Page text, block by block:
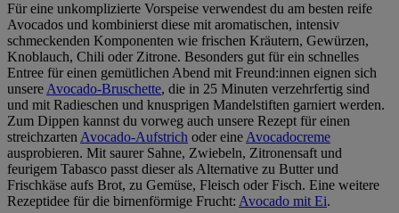
Für eine unkomplizierte Vorspeise verwendest du am besten reife
Avocados und kombinierst diese mit aromatischen, intensiv
schmeckenden Komponenten wie frischen Kräutern, Gewürzen,
Knoblauch, Chili oder Zitrone. Besonders gut für ein schnelles
Entree für einen gemütlichen Abend mit Freund:innen eignen sich
unsere Avocado-Bruschette, die in 25 Minuten verzehrfertig sind
und mit Radieschen und knusprigen Mandelstiften garniert werden.
Zum Dippen kannst du vorweg auch unsere Rezept für einen
streichzarten Avocado-Aufstrich oder eine Avocadocreme
ausprobieren. Mit saurer Sahne, Zwiebeln, Zitronensaft und
feurigem Tabasco passt dieser als Alternative zu Butter und
Frischkäse aufs Brot, zu Gemüse, Fleisch oder Fisch. Eine weitere
Rezeptidee für die birnenförmige Frucht: Avocado mit Ei.